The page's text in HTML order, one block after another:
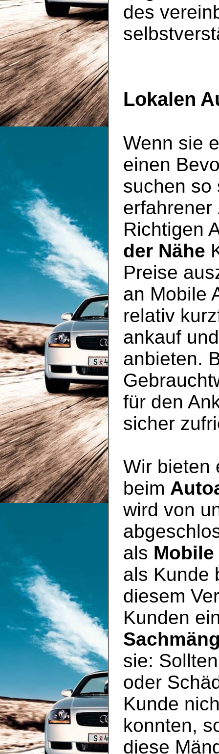
des
Lokalen
Wenn sie
einen
suchen so
erfahrener
Richtigen
der Nähe
Preise
an Mobile
relativ
ankauf
anbieten.
für den
sicher
Wir bieten
beim
wird von
als
als Kunde
diesem
Kunden
sie:
oder
Kunde
konnten,
diese